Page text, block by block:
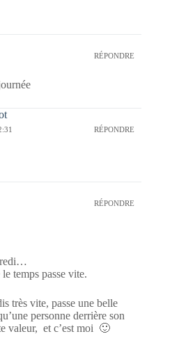
RÉPONDRE
RÉPONDRE
RÉPONDRE
temps passe vite.
très vite, passe une belle
personne derrière son
valeur, et c’est moi 🙂